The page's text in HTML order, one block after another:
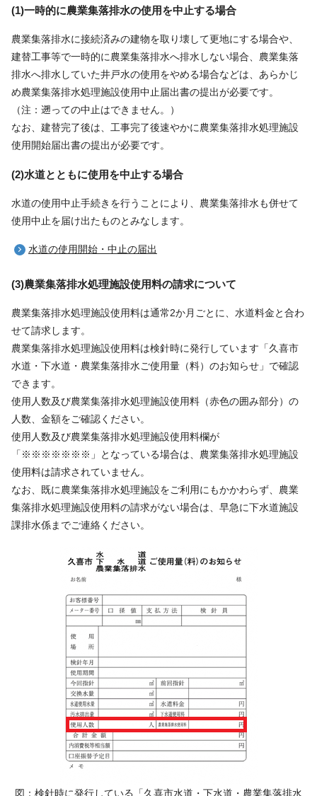
(1)一時的に農業集落排水の使用を中止する場合
農業集落排水に接続済みの建物を取り壊して更地にする場合や、
建替工事等で一時的に農業集落排水へ排水しない場合、農業集落
排水へ排水していた井戸水の使用をやめる場合などは、あらかじ
め農業集落排水処理施設使用中止届出書の提出が必要です。
（注：遡っての中止はできません。）
なお、建替完了後は、工事完了後速やかに農業集落排水処理施設
使用開始届出書の提出が必要です。
(2)水道とともに使用を中止する場合
水道の使用中止手続きを行うことにより、農業集落排水も併せて
使用中止を届け出たものとみなします。
水道の使用開始・中止の届出
(3)農業集落排水処理施設使用料の請求について
農業集落排水処理施設使用料は通常2か月ごとに、水道料金と合わ
せて請求します。
農業集落排水処理施設使用料は検針時に発行しています「久喜市
水道・下水道・農業集落排水ご使用量（料）のお知らせ」で確認
できます。
使用人数及び農業集落排水処理施設使用料（赤色の囲み部分）の
人数、金額をご確認ください。
使用人数及び農業集落排水処理施設使用料欄が
「※※※※※※※」となっている場合は、農業集落排水処理施設
使用料は請求されていません。
なお、既に農業集落排水処理施設をご利用にもかかわらず、農業
集落排水処理施設使用料の請求がない場合は、早急に下水道施設
課排水係までご連絡ください。
図：検針時に発行している「久喜市水道・下水道・農業集落排水